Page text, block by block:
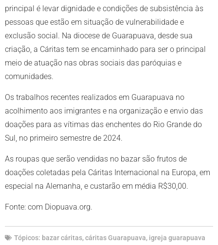
principal é levar dignidade e condições de subsistência às
pessoas que estão em situação de vulnerabilidade e
exclusão social. Na diocese de Guarapuava, desde sua
criação, a Cáritas tem se encaminhado para ser o principal
meio de atuação nas obras sociais das paróquias e
comunidades.
Os trabalhos recentes realizados em Guarapuava no
acolhimento aos imigrantes e na organização e envio das
doações para as vítimas das enchentes do Rio Grande do
Sul, no primeiro semestre de 2024.
As roupas que serão vendidas no bazar são frutos de
doações coletadas pela Cáritas Internacional na Europa, em
especial na Alemanha, e custarão em média R$30,00.
Fonte: com Diopuava.org.
Tópicos: bazar cáritas,cáritas Guarapuava, igreja guarapuava